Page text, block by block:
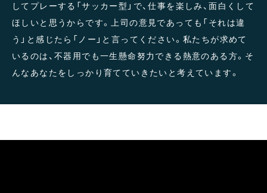
してプレーする「サッカー型」で、仕事を楽しみ、面白くして
ほしいと思うからです。上司の意見であっても「それは違
う」と感じたら「ノー」と言ってください。私たちが求めて
いるのは、不器用でも一生懸命努力できる熱意のある方。そ
んなあなたをしっかり育てていきたいと考えています。